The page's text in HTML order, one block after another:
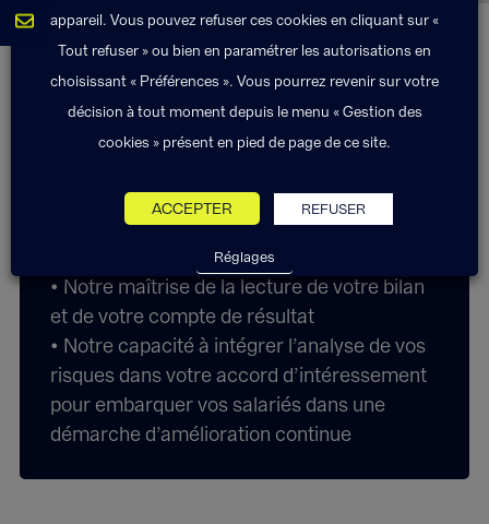
Suivre dans la durée et apprendre des risques
survenus.
Les + Exponens Solutions
• Notre maîtrise de la lecture de votre bilan
et de votre compte de résultat
• Notre capacité à intégrer l’analyse de vos
risques dans votre accord d’intéressement
pour embarquer vos salariés dans une
démarche d’amélioration continue
appareil. Vous pouvez refuser ces cookies en cliquant sur «
Tout refuser » ou bien en paramétrer les autorisations en
choisissant « Préférences ». Vous pourrez revenir sur votre
décision à tout moment depuis le menu « Gestion des
cookies » présent en pied de page de ce site.
ACCEPTER REFUSER
Réglages